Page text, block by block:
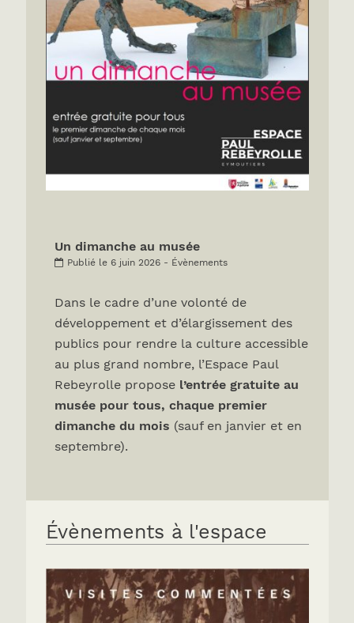
Un dimanche au musée
Publié le 6 juin 2026 - Évènements
Dans le cadre d’une volonté de
développement et d’élargissement des
publics pour rendre la culture accessible
au plus grand nombre, l’Espace Paul
Rebeyrolle propose l’entrée gratuite au
musée pour tous, chaque premier
dimanche du mois (sauf en janvier et en
septembre).
Évènements à l'espace